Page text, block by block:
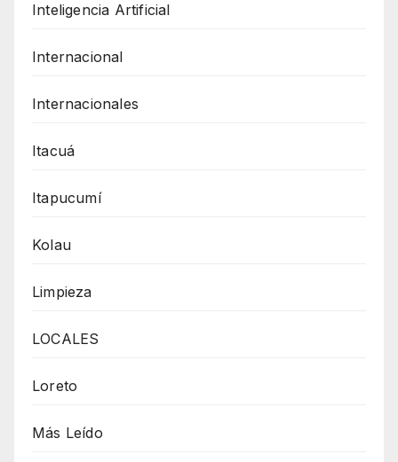
Inteligencia Artificial
Internacional
Internacionales
Itacuá
Itapucumí
Kolau
Limpieza
LOCALES
Loreto
Más Leído